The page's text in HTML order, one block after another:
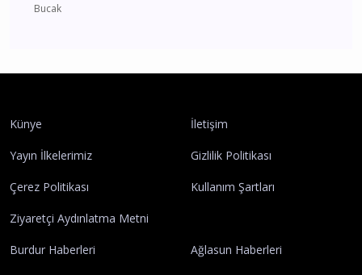
Bucak
Künye İletişim
Yayın İlkelerimiz Gizlilik Politikası
Çerez Politikası Kullanım Şartları
Ziyaretçi Aydınlatma Metni
Burdur Haberleri Ağlasun Haberleri